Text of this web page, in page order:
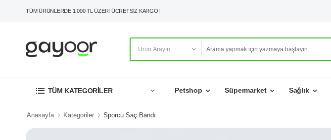
TÜM ÜRÜNLERDE 1.000 TL ÜZERİ ÜCRETSİZ KARGO!
TÜM KATEGORİLER Petshop Süpermarket Sağlık
Anasayfa Kategoriler Sporcu Saç Bandı